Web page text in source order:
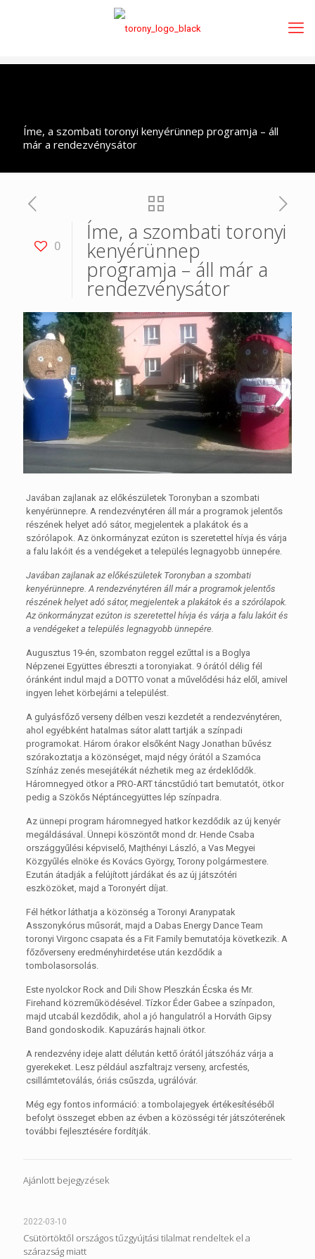
Íme, a szombati toronyi kenyérünnep programja – áll
már a rendezvénysátor
0
Íme, a szombati toronyi
kenyérünnep
programja – áll már a
rendezvénysátor
Javában zajlanak az előkészületek Toronyban a szombati
kenyérünnepre. A rendezvénytéren áll már a programok jelentős
részének helyet adó sátor, megjelentek a plakátok és a
szórólapok. Az önkormányzat ezúton is szeretettel hívja és várja
a falu lakóit és a vendégeket a település legnagyobb ünnepére.
Javában zajlanak az előkészületek Toronyban a szombati
kenyérünnepre. A rendezvénytéren áll már a programok jelentős
részének helyet adó sátor, megjelentek a plakátok és a szórólapok.
Az önkormányzat ezúton is szeretettel hívja és várja a falu lakóit és
a vendégeket a település legnagyobb ünnepére.
Augusztus 19-én, szombaton reggel ezűttal is a Boglya
Népzenei Együttes ébreszti a toronyiakat. 9 órától délig fél
óránként indul majd a DOTTO vonat a művelődési ház elől, amivel
ingyen lehet körbejárni a települést.
A gulyásfőző verseny délben veszi kezdetét a rendezvénytéren,
ahol egyébként hatalmas sátor alatt tartják a színpadi
programokat. Három órakor elsőként Nagy Jonathan bűvész
szórakoztatja a közönséget, majd négy órától a Szamóca
Színház zenés mesejátékát nézhetik meg az érdeklődők.
Háromnegyed ötkor a PRO-ART táncstűdió tart bemutatót, ötkor
pedig a Szökős Néptáncegyüttes lép színpadra.
Az ünnepi program háromnegyed hatkor kezdődik az új kenyér
megáldásával. Ünnepi köszöntőt mond dr. Hende Csaba
országgyűlési képviselő, Majthényi László, a Vas Megyei
Közgyűlés elnöke és Kovács György, Torony polgármestere.
Ezután átadják a felújított járdákat és az új játszótéri
eszközöket, majd a Toronyért díjat.
Fél hétkor láthatja a közönség a Toronyi Aranypatak
Asszonykórus műsorát, majd a Dabas Energy Dance Team
toronyi Virgonc csapata és a Fit Family bemutatója következik. A
főzőverseny eredményhirdetése után kezdődik a
tombolasorsolás.
Este nyolckor Rock and Dili Show Pleszkán Écska és Mr.
Firehand közreműködésével. Tízkor Éder Gabee a színpadon,
majd utcabál kezdődik, ahol a jó hangulatról a Horváth Gipsy
Band gondoskodik. Kapuzárás hajnali ötkor.
A rendezvény ideje alatt délután kettő órától játszóház várja a
gyerekeket. Lesz például aszfaltrajz verseny, arcfestés,
csillámtetoválás, óriás csűszda, ugrálóvár.
Még egy fontos információ: a tombolajegyek értékesítéséből
befolyt összeget ebben az évben a közösségi tér játszóterének
további fejlesztésére fordítják.
Ajánlott bejegyzések
2022-03-10
Csütörtöktől országos tűzgyújtási tilalmat rendeltek el a
szárazság miatt